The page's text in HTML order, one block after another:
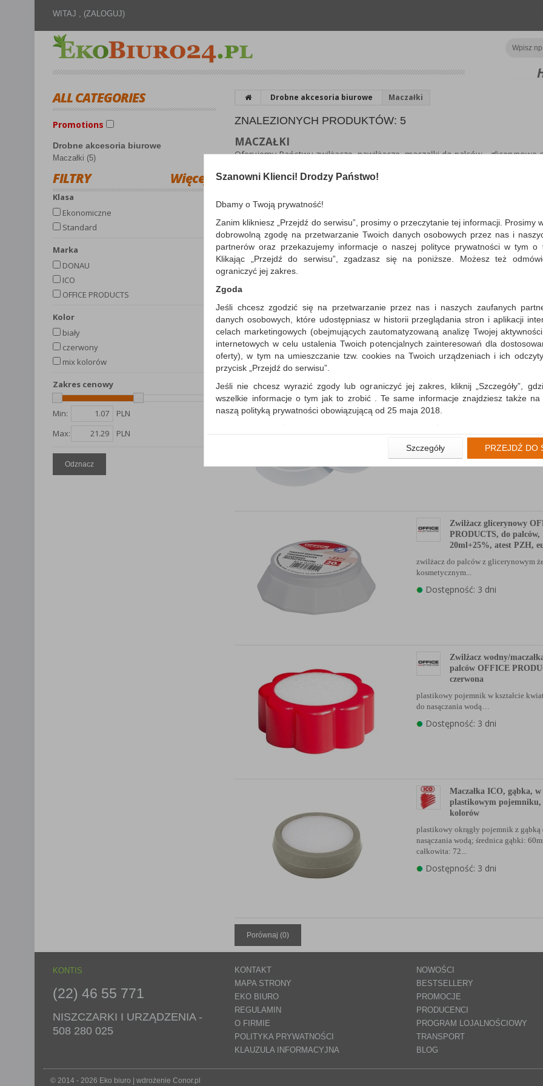
WITAJ , (ZALOGUJ)
ALL CATEGORIES
Promotions
Drobne akcesoria biurowe
Maczałki (5)
FILTRY Więcej
Klasa
Ekonomiczne
Standard
Marka
DONAU
ICO
OFFICE PRODUCTS
kolor
biały
czerwony
mix kolorów
Zakres cenowy
Min:
PLN
Max:
PLN
Odznacz
Drobne akcesoria biurowe Maczałki
ZNALEZIONYCH PRODUKTÓW: 5
MACZAŁKI
Oferujemy Państwu zwilżacze, nawilżacze, maczałki do palców -
celu ułatwienia nam pracy w biurze, urzędach, czy innych instytucjach przy
innych papierowych rzeczy. Nie pozostawiają tłustych plam na papierze, są
Sortuj po
Zwilżacz glicerynowy
plam na papi...
Dostępność: 3 dni
Zwilżacz glicerynowy do
DONAU, 20 ml, 2 szt.
ułatwia liczenie, wertowanie oraz
papierowych kartek…
Dostępność: 3 dni
Zwilżacz glicerynowy
PRODUCTS, do palców,
20ml+25%, atest PZH,
zwilżacz do palców z glicerynowym
kosmetycznym...
Dostępność: 3 dni
Zwilżacz wodny/
palców OFFICE
czerwona
plastikowy pojemnik w kształcie
do nasączania wodą…
Dostępność: 3 dni
Maczałka ICO, gąbka, w
plastikowym
kolorów
plastikowy okrągły pojemnik z gąbką
nasączania wodą; średnica gąbki:
całkowita: 72...
Dostępność: 3 dni
Porównaj (0)
KONTIS
(22) 46 55 771
NISZCZARKI I URZĄDZENIA -
508 280 025
KONTAKT
MAPA STRONY
EKO BIURO
REGULAMIN
O FIRMIE
POLITYKA PRYWATNOŚCI
KLAUZULA INFORMACYJNA
NOWOŚCI
BESTSELLERY
PROMOCJE
PRODUCENCI
PROGRAM LOJALNOŚCIOWY
TRANSPORT
BLOG
© 2014 - 2026 Eko biuro | wdrożenie Conor.pl
Szanowni Klienci! Drodzy Państwo!
Dbamy o Twoją prywatność!
Zanim klikniesz „Przejdź do serwisu”, prosimy o przeczytanie tej informacji. Prosimy
dobrowolną zgodę na przetwarzanie Twoich danych osobowych przez nas i
partnerów oraz przekazujemy informacje o naszej polityce prywatności w tym o
Klikając „Przejdź do serwisu”, zgadzasz się na poniższe. Możesz też
ograniczyć jej zakres.
Zgoda
Jeśli chcesz zgodzić się na przetwarzanie przez nas i naszych zaufanych
danych osobowych, które udostępniasz w historii przeglądania stron i aplikacji
celach marketingowych (obejmujących zautomatyzowaną analizę Twojej
internetowych w celu ustalenia Twoich potencjalnych zainteresowań dla
oferty), w tym na umieszczanie tzw. cookies na Twoich urządzeniach i ich
przycisk „Przejdź do serwisu”.
Jeśli nie chcesz wyrazić zgody lub ograniczyć jej zakres, kliknij „Szczegóły”,
wszelkie informacje o tym jak to zrobić . Te same informacje znajdziesz także
naszą polityką prywatności obowiązującą od 25 maja 2018.
W przypadku użytkowników zalogowanych, aby umożliwić prawidłową
Państwem i związane z tym prawidłowe działanie naszej strony www, a w
wysłanie potwierdzenia zamówienia na Państwa email lub wyświetlenie Państwu
informacji o promocjach czy cenach indywidualnych, ważna jest Państwa
której udzieliliście podczas zakładania konta.
Lista Zaufanych Partnerów (rozwiń)
Szczegóły PRZEJDŹ DO